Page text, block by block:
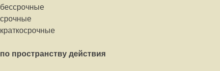
бессрочные
срочные
краткосрочные
по пространству действия